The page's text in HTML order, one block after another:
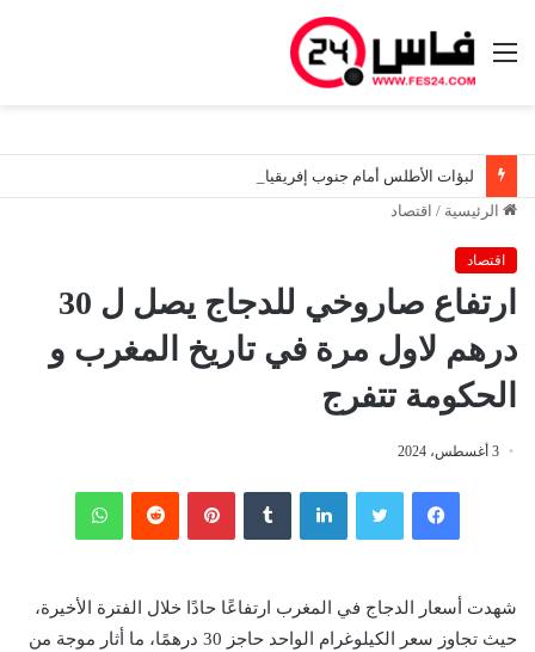
القائمة
الرئيسية / اقتصاد
اقتصاد
ارتفاع صاروخي للدجاج يصل ل 30
درهم لاول مرة في تاريخ المغرب و
الحكومة تتفرج
3 أغسطس، 2024
فيسبوك لينكدإن بينتيريست
شهدت أسعار الدجاج في المغرب ارتفاعًا حادًا خلال الفترة الأخيرة،
حيث تجاوز سعر الكيلوغرام الواحد حاجز 30 درهمًا، ما أثار موجة من